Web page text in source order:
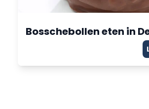
Bosschebollen eten in